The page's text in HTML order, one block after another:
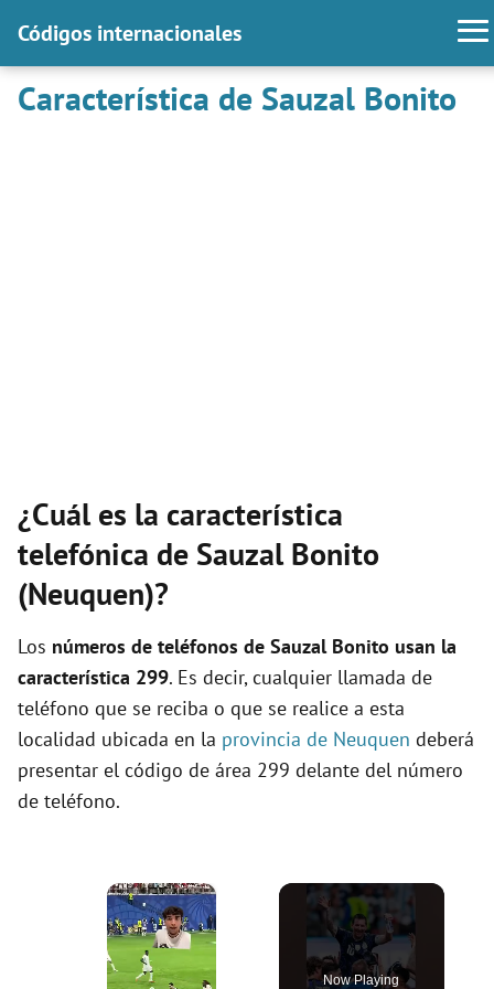
Códigos internacionales
Característica de Sauzal Bonito
¿Cuál es la característica
telefónica de Sauzal Bonito
(Neuquen)?
Los números de teléfonos de Sauzal Bonito usan la
característica 299. Es decir, cualquier llamada de
teléfono que se reciba o que se realice a esta
localidad ubicada en la provincia de Neuquen deberá
presentar el código de área 299 delante del número
de teléfono.
×
Now Playing